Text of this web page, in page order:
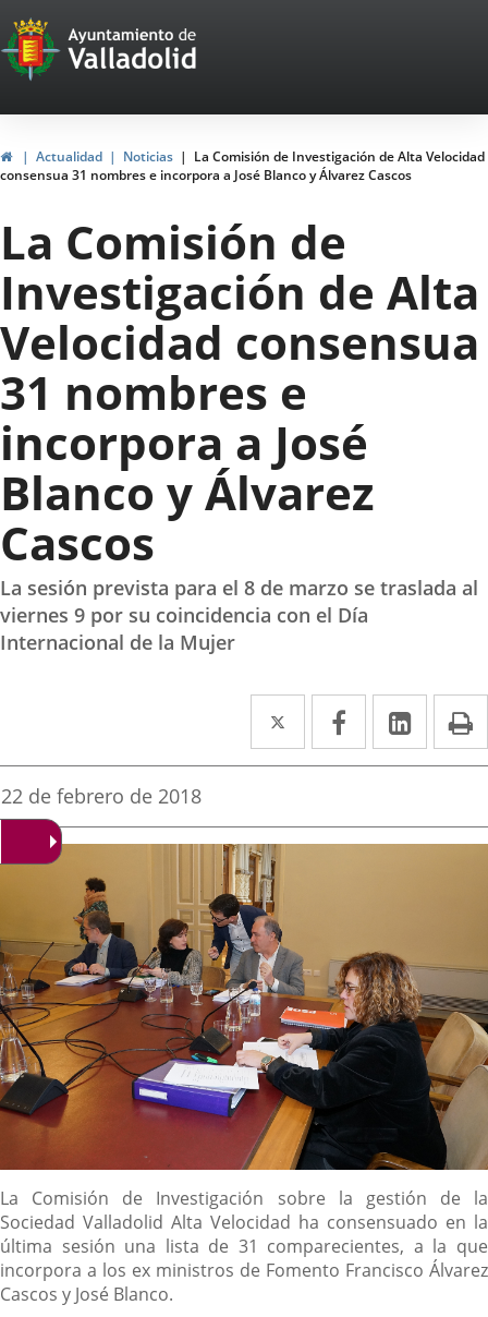
Portal
Web
del
Ayuntamiento
de
Valladolid
HomeActualidad Noticias
La Comisión de Investigación de Alta Velocidad
consensua 31 nombres e incorpora a José Blanco y Álvarez Cascos
La Comisión de
Investigación de Alta
Velocidad consensua
31 nombres e
incorpora a José
Blanco y Álvarez
Cascos
La sesión prevista para el 8 de marzo se traslada al
viernes 9 por su coincidencia con el Día
Internacional de la Mujer
Twitter
Enlace
a
aplicación
Facebook
Enlace
a
aplicación
Enlace
a
Fecha
de
noticia
22 de febrero de 2018
Descripción
La Comisión de Investigación sobre la gestión de la
Sociedad Valladolid Alta Velocidad ha consensuado en la
última sesión una lista de 31 comparecientes, a la que
incorpora a los ex ministros de Fomento Francisco Álvarez
Cascos y José Blanco.